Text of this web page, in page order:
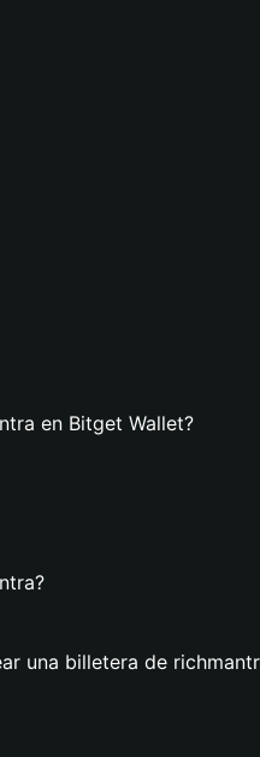
en Bitget Wallet?
una billetera de